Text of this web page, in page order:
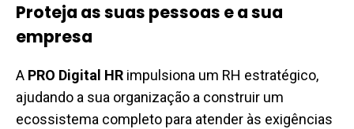
Proteja as suas pessoas e a sua
empresa
A PRO Digital HR impulsiona um RH estratégico,
ajudando a sua organização a construir um
ecossistema completo para atender às exigências